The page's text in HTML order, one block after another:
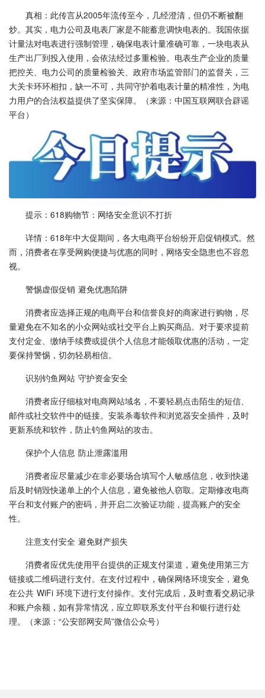
真相：此传言从2005年流传至今，几经澄清，但仍不断被翻
炒。其实，电力公司及电表厂家是不能蓄意调快电表的。我国依据
计量法对电表进行强制管理，确保电表计量准确可靠，一块电表从
生产出厂到投入使用，会依法经过多重检验。电表生产企业的质量
把控关、电力公司的质量检验关、政府市场监管部门的监督关，三
大关卡环环相扣，缺一不可，共同守护着电表计量的精准性，为电
力用户的合法权益提供了坚实保障。（来源：中国互联网联合辟谣
平台）
提示：618购物节：网络安全意识不打折
详情：618年中大促期间，各大电商平台纷纷开启促销模式。然
而，消费者在享受网购便捷与优惠的同时，网络安全隐患也不容忽
视。
警惕虚假促销 避免优惠陷阱
消费者应选择正规的电商平台和信誉良好的商家进行购物，尽
量避免在不知名的小众网站或社交平台上购买商品。对于要求提前
支付定金、缴纳手续费或提供个人信息才能领取优惠的活动，一定
要保持警惕，切勿轻易相信。
识别钓鱼网站 守护资金安全
消费者应仔细核对电商网站域名，不要轻易点击陌生的短信、
邮件或社交软件中的链接。安装杀毒软件和浏览器安全插件，及时
更新系统和软件，防止钓鱼网站的攻击。
保护个人信息 防止泄露滥用
消费者应尽量减少在非必要场合填写个人敏感信息，收到快递
后及时销毁快递单上的个人信息，避免被他人窃取。定期修改电商
平台和支付账户的密码，并开启二次验证功能，提高账户的安全
性。
注意支付安全 避免财产损失
消费者应优先使用平台提供的正规支付渠道，避免使用第三方
链接或二维码进行支付。在支付过程中，确保网络环境安全，避免
在公共 WiFi 环境下进行支付操作。支付完成后，及时查看交易记录
和账户余额，如有异常情况，应立即联系支付平台和银行进行处
理。（来源：“公安部网安局”微信公众号）